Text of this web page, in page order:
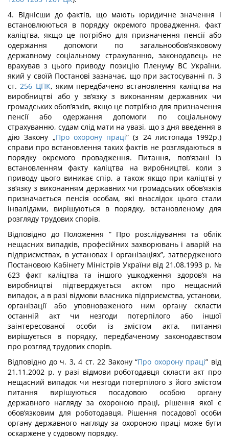
4. Віднісши до фактів, що мають юридичне значення і
встановлюються в порядку окремого провадження, факт
каліцтва, якщо це потрібно для призначення пенсії або
одержання допомоги по загальнообов’язковому
державному соціальному страхуванню, законодавець не
врахував з цього приводу позицію Пленуму ВС України,
який у своїй Постанові зазначає, що при застосуванні п. 3
ст. 256 ЦПК, яким передбачено встановлення каліцтва на
виробництві або у зв’язку з виконанням державних чи
громадських обов’язків, якщо це потрібно для призначення
пенсії або одержання допомоги по соціальному
страхуванню, судам слід мати на увазі, що з дня введення в
дію Закону „Про охорону праці” (з 24 листопада 1992р.)
справи про встановлення таких фактів не розглядаються в
порядку окремого провадження. Питання, пов’язані із
встановленням факту каліцтва на виробництві, коли з
приводу цього виникає спір, а також якщо при каліцтві у
зв’язку з виконанням державних чи громадських обов’язків
призначається пенсія особам, які внаслідок цього стали
інвалідами, вирішуються в порядку, встановленому для
розгляду трудових спорів.
Відповідно до Положення “ Про розслідування та облік
нещасних випадків, професійних захворювань і аварій на
підприємствах, в установах і організаціях”, затвердженого
Постановою Кабінету Міністрів України від 21.08.1993 р. №
623 факт каліцтва та іншого ушкодження здоров’я на
виробництві підтверджується актом про нещасний
випадок, а в разі відмови власника підприємства, установи,
організації або уповноваженого ним органу скласти
останній акт чи незгоди потерпілого або іншої
заінтересованої особи із змістом акта, питання
вирішується в порядку, передбаченому законодавством
про розгляд трудових спорів.
Відповідно до ч. 3, 4 ст. 22 Закону “Про охорону праці” від
21.11.2002 р. у разі відмови роботодавця скласти акт про
нещасний випадок чи незгоди потерпілого з його змістом
питання вирішуються посадовою особою органу
державного нагляду за охороною праці, рішення якої є
обов’язковим для роботодавця. Рішення посадової особи
органу державного нагляду за охороною праці може бути
оскаржене у судовому порядку.